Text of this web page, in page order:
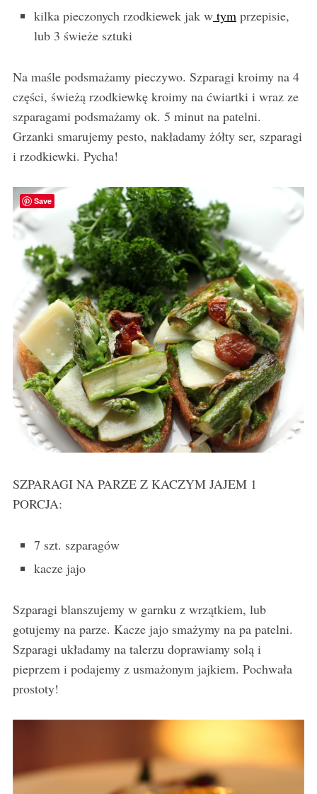
kilka pieczonych rzodkiewek jak wtymprzepisie,
lub 3 świeże sztuki
Na maśle podsmażamy pieczywo. Szparagi kroimy na 4
części, świeżą rzodkiewkę kroimy na ćwiartki i wraz ze
szparagami podsmażamy ok. 5 minut na patelni.
Grzanki smarujemy pesto, nakładamy żółty ser, szparagi
i rzodkiewki. Pycha!
SZPARAGI NA PARZE Z KACZYM JAJEM 1
PORCJA:
7 szt. szparagów
kacze jajo
Szparagi blanszujemy w garnku z wrzątkiem, lub
gotujemy na parze. Kacze jajo smażymy na pa patelni.
Szparagi układamy na talerzu doprawiamy solą i
pieprzem i podajemy z usmażonym jajkiem. Pochwała
prostoty!
Save